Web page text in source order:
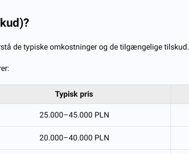
de typiske omkostninger og de tilgængelige tilskud.
Typisk pris
25.000–45.000 PLN
20.000–40.000 PLN